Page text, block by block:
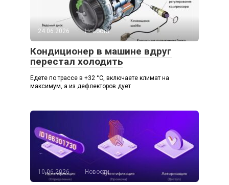
24.06.2026 Новости
Кондиционер в машине вдруг
перестал холодить
Едете по трассе в +32 °C, включаете климат на
максимум, а из дефлекторов дует
10.06.2026 Новости